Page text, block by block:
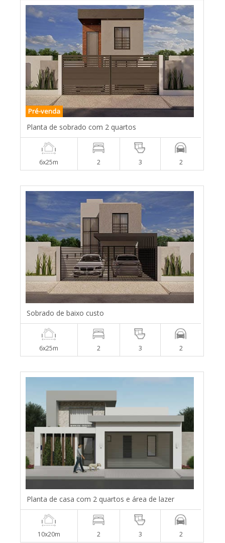
Pré-venda
Planta de sobrado com 2 quartos
6x25m 2 3 2
Sobrado de baixo custo
6x25m 2 3 2
Planta de casa com 2 quartos e área de lazer
10x20m 2 3 2